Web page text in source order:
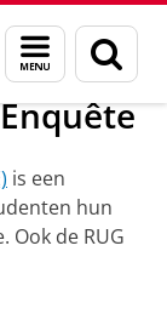
Menu
en
zoeken
is een
hun
Ook de RUG